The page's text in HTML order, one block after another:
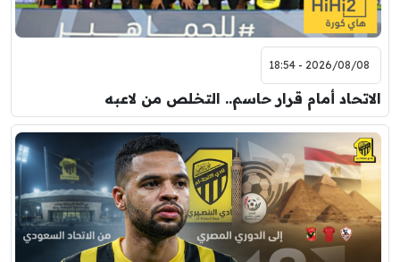
2026/08/08 - 18:54
الاتحاد أمام قرار حاسم.. التخلص من لاعبه